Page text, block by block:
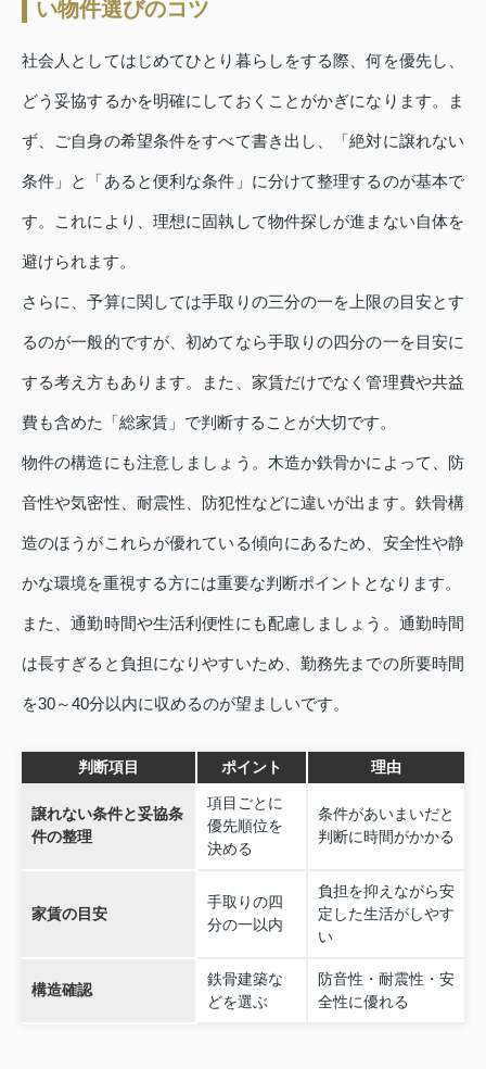
い物件選びのコツ
社会人としてはじめてひとり暮らしをする際、何を優先し、
どう妥協するかを明確にしておくことがかぎになります。ま
ず、ご自身の希望条件をすべて書き出し、「絶対に譲れない
条件」と「あると便利な条件」に分けて整理するのが基本で
す。これにより、理想に固執して物件探しが進まない自体を
避けられます。
さらに、予算に関しては手取りの三分の一を上限の目安とす
るのが一般的ですが、初めてなら手取りの四分の一を目安に
する考え方もあります。また、家賃だけでなく管理費や共益
費も含めた「総家賃」で判断することが大切です。
物件の構造にも注意しましょう。木造か鉄骨かによって、防
音性や気密性、耐震性、防犯性などに違いが出ます。鉄骨構
造のほうがこれらが優れている傾向にあるため、安全性や静
かな環境を重視する方には重要な判断ポイントとなります。
また、通勤時間や生活利便性にも配慮しましょう。通勤時間
は長すぎると負担になりやすいため、勤務先までの所要時間
を30～40分以内に収めるのが望ましいです。
判断項目 ポイント 理由
譲れない条件と妥協条
件の整理
項目ごとに
優先順位を
決める
条件があいまいだと
判断に時間がかかる
家賃の目安
手取りの四
分の一以内
負担を抑えながら安
定した生活がしやす
い
構造確認
鉄骨建築な
どを選ぶ
防音性・耐震性・安
全性に優れる